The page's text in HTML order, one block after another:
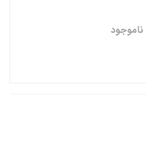
ناموجود